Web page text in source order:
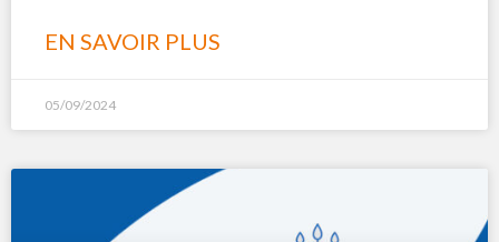
EN SAVOIR PLUS
05/09/2024